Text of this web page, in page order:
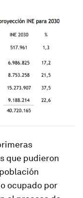
que pudieron
ocupado por